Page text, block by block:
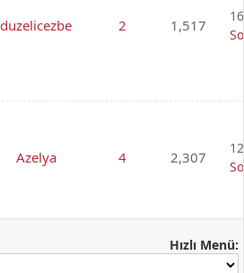
duzelicezbe 2 1,517
Azelya 4 2,307
Hızlı Menü: